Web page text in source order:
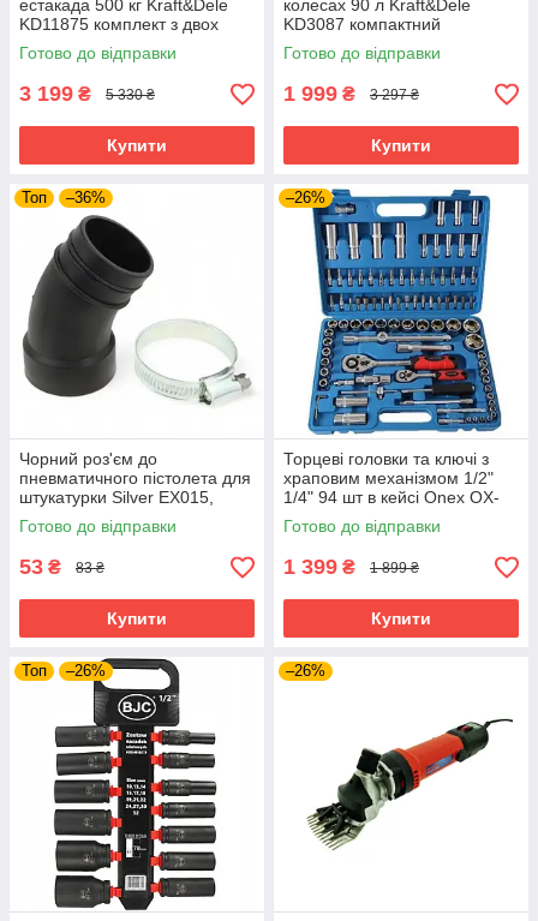
естакада 500 кг Kraft&Dele
KD11875 комплект з двох
регульованих стійок
Готово до відправки
3 199 ₴ 5 330 ₴
Купити
колесах 90 л Kraft&Dele
KD3087 компактний
транспортний візок
Готово до відправки
1 999 ₴ 3 297 ₴
Купити
Топ –36%
Чорний роз'єм до
пневматичного пістолета для
штукатурки Silver EX015,
фітинг для підключення
повітря
Готово до відправки
53 ₴ 83 ₴
Купити
–26%
Торцеві головки та ключі з
храповим механізмом 1/2"
1/4" 94 шт в кейсі Onex OX-
249M набір торцевих ключів
Готово до відправки
1 399 ₴ 1 899 ₴
Купити
Топ –26% –26%